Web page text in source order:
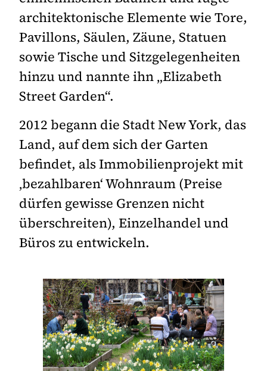
architektonische Elemente wie Tore,
Pavillons, Säulen, Zäune, Statuen
sowie Tische und Sitzgelegenheiten
hinzu und nannte ihn „Elizabeth
Street Garden“.
2012 begann die Stadt New York, das
Land, auf dem sich der Garten
befindet, als Immobilienprojekt mit
‚bezahlbaren‘ Wohnraum (Preise
dürfen gewisse Grenzen nicht
überschreiten), Einzelhandel und
Büros zu entwickeln.